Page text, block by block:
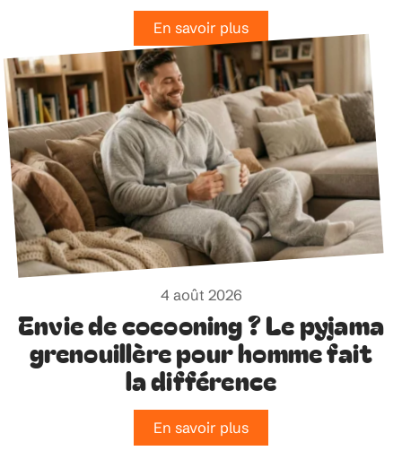
En savoir plus
4 août 2026
Envie de cocooning ? Le pyjama
grenouillère pour homme fait
la différence
En savoir plus